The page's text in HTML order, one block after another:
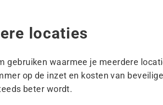
locaties
gebruiken waarmee je meerdere
op de inzet en kosten van
beter wordt.